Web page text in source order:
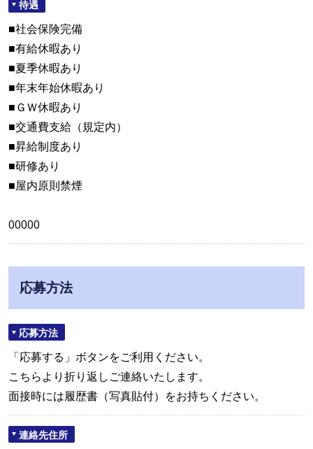
待遇
■社会保険完備
■有給休暇あり
■夏季休暇あり
■年末年始休暇あり
■ＧＷ休暇あり
■交通費支給（規定内）
■昇給制度あり
■研修あり
■屋内原則禁煙
00000
応募方法
応募方法
「応募する」ボタンをご利用ください。
こちらより折り返しご連絡いたします。
面接時には履歴書（写真貼付）をお持ちください。
連絡先住所